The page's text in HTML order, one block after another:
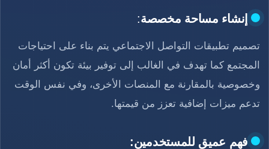
إنشاء مساحة مخصصة:
تصميم تطبيقات التواصل الاجتماعي يتم بناء على احتياجات
المجتمع كما تهدف في الغالب إلى توفير بيئة تكون أكثر أمان
وخصوصية بالمقارنة مع المنصات الأخرى، وفي نفس الوقت
تدعم ميزات إضافية تعزز من قيمتها.
فهم عميق للمستخدمين: